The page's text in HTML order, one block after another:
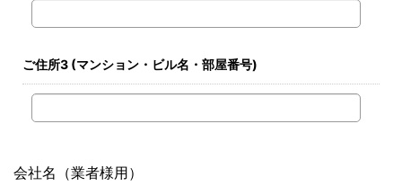
ご住所3 (マンション・ビル名・部屋番号)
会社名（業者様用）